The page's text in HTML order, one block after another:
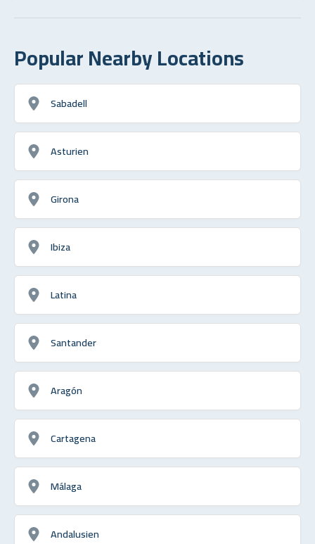
Popular Nearby Locations
Sabadell
Asturien
Girona
Ibiza
Latina
Santander
Aragón
Cartagena
Málaga
Andalusien